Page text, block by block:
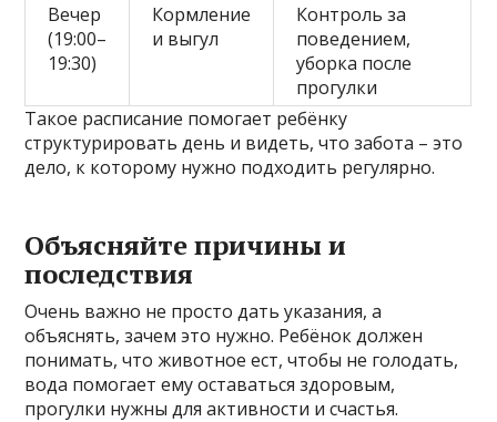
Вечер
(19:00–
19:30)
Кормление
и выгул
Контроль за
поведением,
уборка после
прогулки
Такое расписание помогает ребёнку
структурировать день и видеть, что забота – это
дело, к которому нужно подходить регулярно.
Объясняйте причины и
последствия
Очень важно не просто дать указания, а
объяснять, зачем это нужно. Ребёнок должен
понимать, что животное ест, чтобы не голодать,
вода помогает ему оставаться здоровым,
прогулки нужны для активности и счастья.